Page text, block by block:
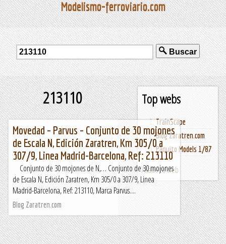
Modelismo-ferroviario.com
Buscar
Top webs
TrainScape
Blog Zaratren.com
Paquito Models 1/87
Añade tu web
213110
Movedad – Parvus – Conjunto de 30 mojones
de Escala N, Edición Zaratren, Km 305/0 a
307/9, Linea Madrid-Barcelona, Ref: 213110
Conjunto de 30 mojones de N,… Conjunto de 30 mojones
de Escala N, Edición Zaratren, Km 305/0 a 307/9, Linea
Madrid-Barcelona, Ref: 213110, Marca Parvus....
Blog Zaratren.com